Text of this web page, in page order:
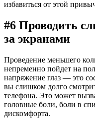
избавиться от этой
#6 Проводить
за экранами
Проведение меньшего
непременно пойдет на
напряжение глаз — это
вы слишком долго
телефона. Это может
головные боли, боли в
дискомфорта.